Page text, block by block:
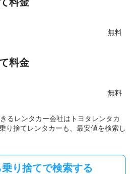
無料
料金
無料
るレンタカー会社はトヨタレンタカ
り捨てレンタカーも、最安値を検索し
り捨てで検索する